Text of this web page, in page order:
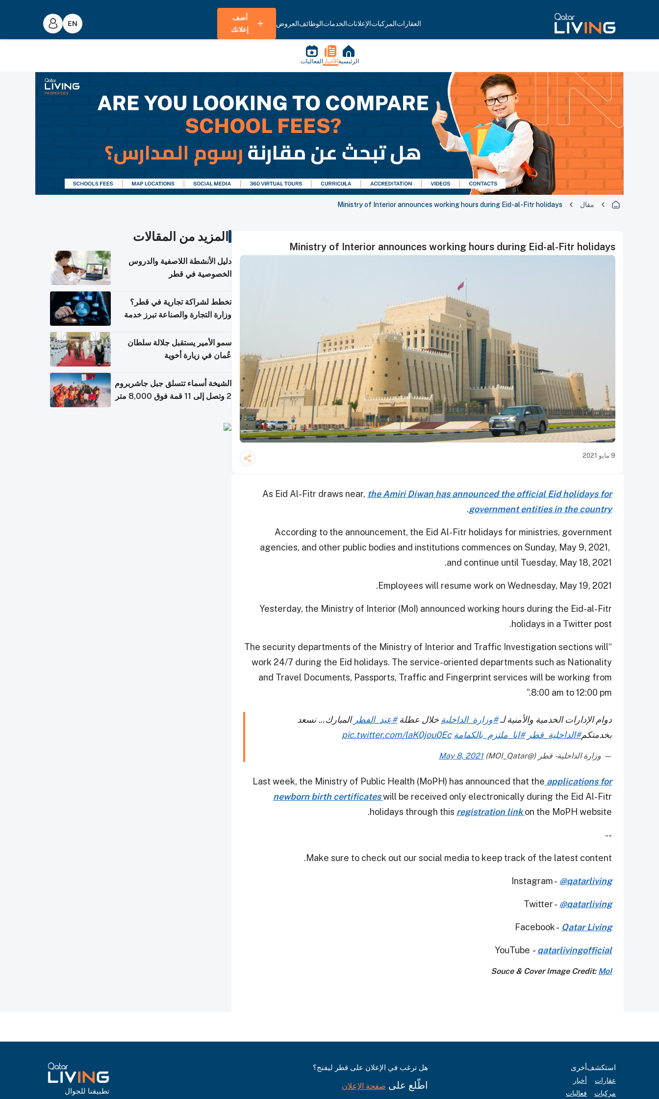
العقاراتالمركباتالإعلاناتالخدماتالوظائفالعروض
أضف
إعلانك
الرئيسية الأخبار الفعاليات
مقال Ministry of Interior announces working hours during Eid-al-Fitr holidays
Ministry of Interior announces working hours during Eid-al-Fitr holidays
9 مايو 2021
As Eid Al-Fitr draws near, the Amiri Diwan has announced the official Eid holidays for
government entities in the country
.
According to the announcement, the Eid Al-Fitr holidays for ministries, government
agencies, and other public bodies and institutions commences on Sunday, May 9, 2021,
and continue until Tuesday, May 18, 2021.
Employees will resume work on Wednesday, May 19, 2021.
Yesterday, the Ministry of Interior (MoI) announced working hours during the Eid-al-Fitr
holidays in a Twitter post.
“The security departments of the Ministry of Interior and Traffic Investigation sections will
work 24/7 during the Eid holidays. The service-oriented departments such as Nationality
and Travel Documents, Passports, Traffic and Fingerprint services will be working from
8:00 am to 12:00 pm.”
دوام الإدارات الخدمية والأمنية لـ#وزارة_الداخلية خلال عطلة#عيد_الفطر المبارك... نسعد
بخدمتكم#الداخلية_قطر #انا_ملتزم_بالكمامة pic.twitter.com/laK0jou0Ec
— وزارة الداخلية - قطر (@MOI_Qatar) May 8, 2021
Last week, the Ministry of Public Health (MoPH) has announced that the applications for
newborn birth certificateswill be received only electronically during the Eid Al-Fitr
holidays through this registration linkon the MoPH website.
--
Make sure to check out our social media to keep track of the latest content.
Instagram - @qatarliving
Twitter - @qatarliving
Facebook - Qatar Living
YouTube - qatarlivingofficial
Souce & Cover Image Credit: MoI
المزيد من المقالات
دليل الأنشطة اللاصفية والدروس
الخصوصية في قطر
تخطط لشراكة تجارية في قطر؟
وزارة التجارة والصناعة تبرز خدمة
سمو الأمير يستقبل جلالة سلطان
عُمان في زيارة أخوية
الشيخة أسماء تتسلق جبل جاشربروم
2 وتصل إلى 11 قمة فوق 8,000 متر
استكشف
عقارات
مركبات
أخرى
أخبار
فعاليات
هل ترغب في الإعلان على قطر ليفنج؟
اطّلع على صفحة الإعلان
تطبيقنا للجوال